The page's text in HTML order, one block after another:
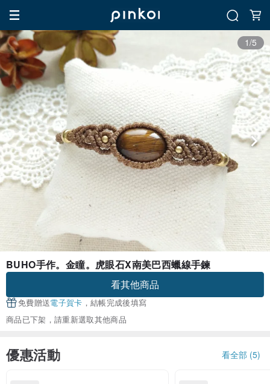
1/5
BUHO手作。金瞳。虎眼石X南美巴西蠟線手鍊
看其他商品
免費贈送電子賀卡 ，結帳完成後填寫
商品已下架，請重新選取其他商品
優惠活動 看全部 (5)